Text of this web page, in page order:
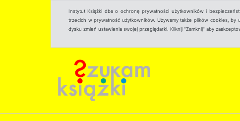
Instytut Książki dba o ochronę prywatności użytkowników i
trzecich w prywatność użytkowników. Używamy także plików cookies, by
dysku zmień ustawienia swojej przeglądarki. Kliknij "Zamknij" aby